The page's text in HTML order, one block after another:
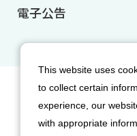
電子公告
個人情報保護方針
This website uses
to collect certain
experience, our
with appropriate